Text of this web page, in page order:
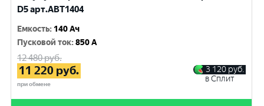
D5 арт.ABT1404
Емкость: 140 Ач
Пусковой ток:850 A
12 480руб.
11 220 руб.
при обмене
3 120 руб.
в Сплит